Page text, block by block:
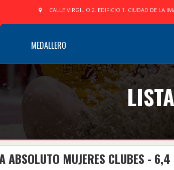
CALLE VIRGILIO 2. EDIFICIO 1. CIUDAD DE LA
MEDALLERO
ABSOLUTO MUJERES CLUBES -